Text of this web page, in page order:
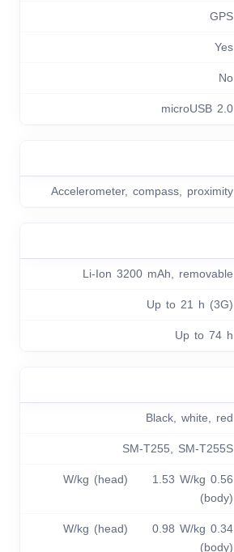
GPS
Yes
No
microUSB 2.0
Accelerometer, compass, proximity
Li-Ion 3200 mAh, removable
Up to 21 h (3G)
Up to 74 h
Black, white, red
SM-T255, SM-T255S
0.56 W/kg (head) 1.53 W/kg
(body)
0.34 W/kg (head) 0.98 W/kg
(body)